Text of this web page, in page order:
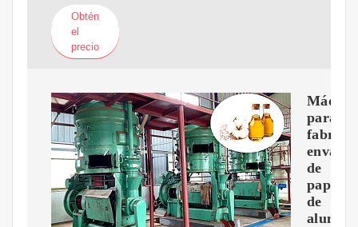
Obtén
el
precio
para
envases
de
papel
de